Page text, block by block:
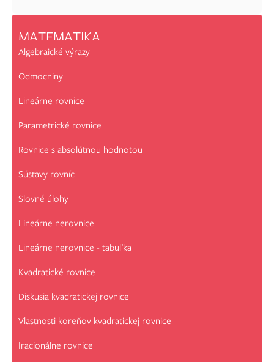
MATEMATIKA
Algebraické výrazy
Odmocniny
Lineárne rovnice
Parametrické rovnice
Rovnice s absolútnou hodnotou
Sústavy rovníc
Slovné úlohy
Lineárne nerovnice
Lineárne nerovnice - tabuľka
Kvadratické rovnice
Diskusia kvadratickej rovnice
Vlastnosti koreňov kvadratickej rovnice
Iracionálne rovnice